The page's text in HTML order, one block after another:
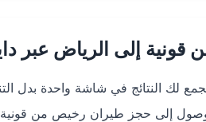
قونية إلى الرياض عبر
لك النتائج في شاشة واحدة بدل
إلى حجز طيران رخيص من قونية